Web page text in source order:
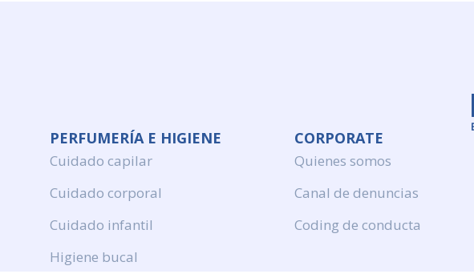
PERFUMERÍA E HIGIENE
Cuidado capilar
Cuidado corporal
Cuidado infantil
Higiene bucal
CORPORATE
Quienes somos
Canal de denuncias
Coding de conducta